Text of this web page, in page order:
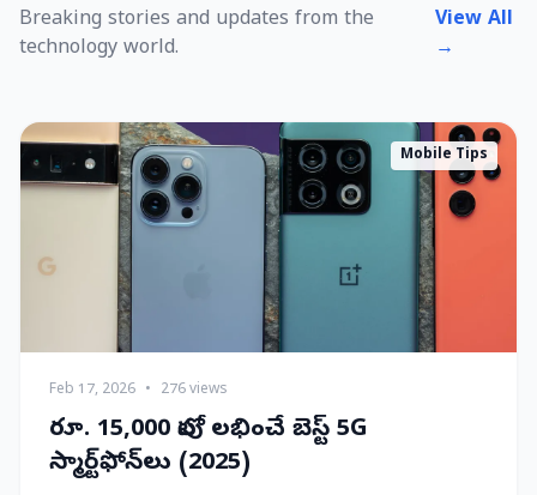
Breaking stories and updates from the
technology world.
View All
→
Mobile Tips
Feb 17, 2026 • 276 views
రూ. 15,000 లోపు లభించే బెస్ట్ 5G
స్మార్ట్‌ఫోన్‌లు (2025)